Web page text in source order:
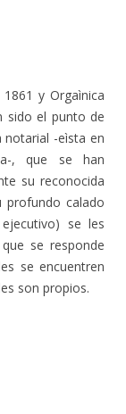
y Orgaìnica
sido el punto de
notarial -eìsta en
, que se han
su reconocida
profundo calado
se les
se responde
se encuentren
son propios.